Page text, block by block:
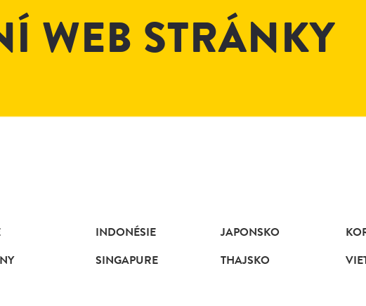
WEB STRÁNKY
INDONÉSIE
SINGAPURE
JAPONSKO
THAJSKO